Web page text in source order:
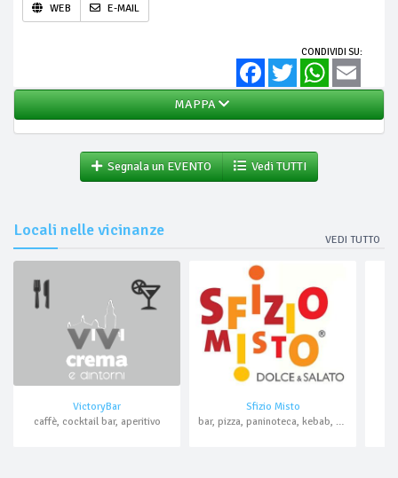
WEB E-MAIL
CONDIVIDI SU:
FacebookTwitter WhatsApp
MAPPA
Segnala un EVENTO Vedi TUTTI
Locali nelle vicinanze
VEDI TUTTO
VictoryBar
caffè, cocktail bar, aperitivo
Sfizio Misto
bar, pizza, paninoteca, kebab, hamburger, piadine, crêpes